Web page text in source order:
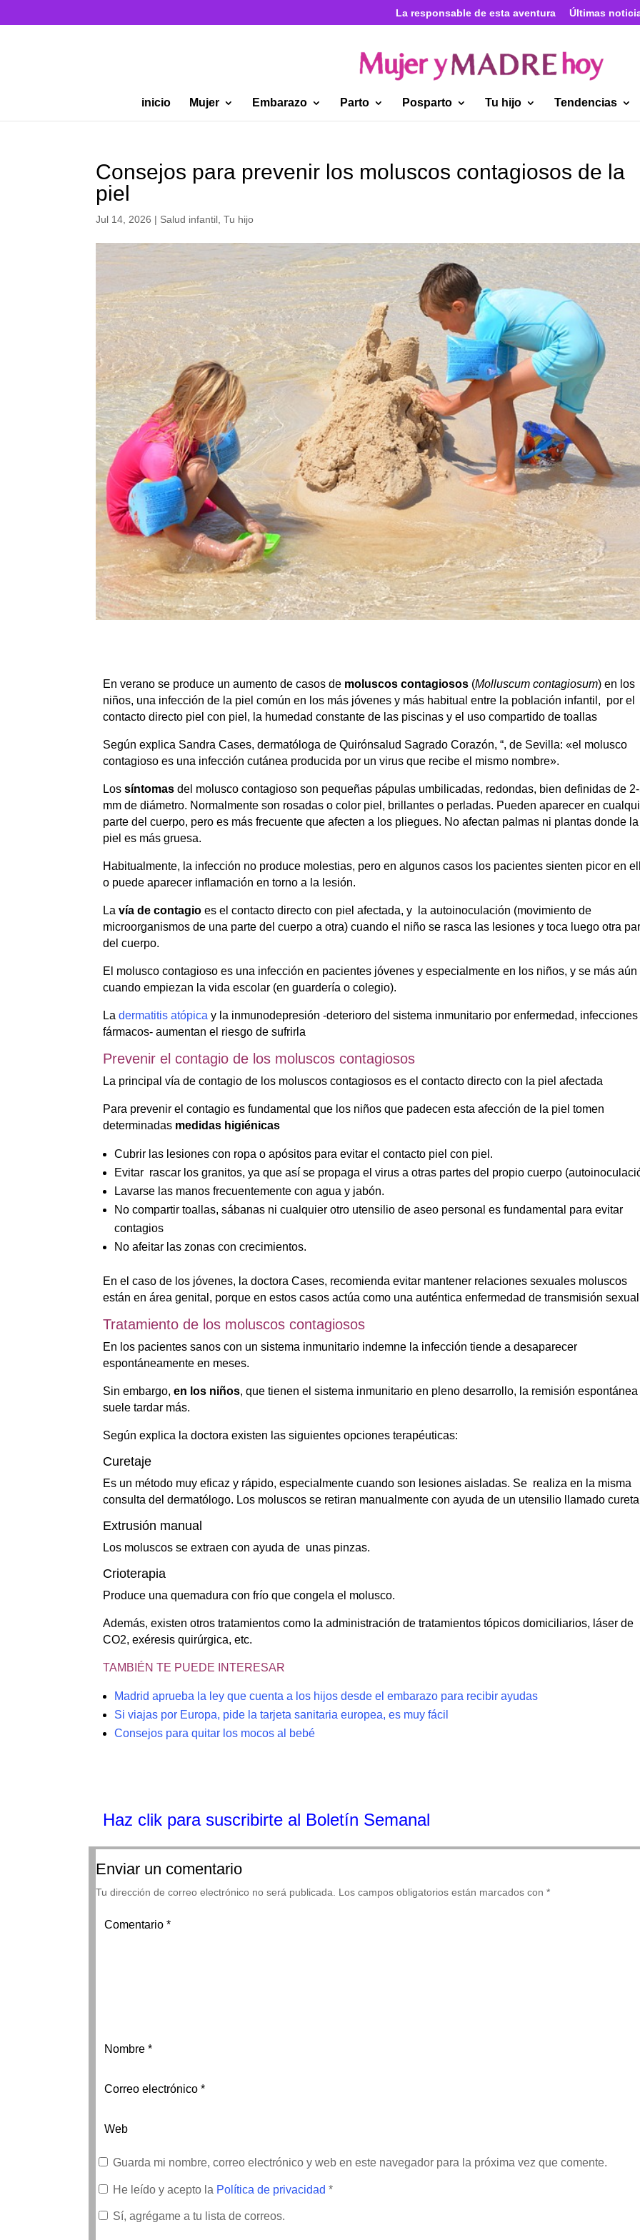
La responsable de esta aventura Últimas
inicio Mujer Embarazo Parto Posparto Tu hijo Tendencias
Consejos para prevenir los moluscos contagiosos de la
piel
Jul 14, 2026 | Salud infantil ,Tu hijo
En verano se produce un aumento de casos de moluscos contagiosos (Molluscum contagiosum) en los
niños, una infección de la piel común en los más jóvenes y más habitual entre la población infantil, por el
contacto directo piel con piel, la humedad constante de las piscinas y el uso compartido de toallas
Según explica Sandra Cases, dermatóloga de Quirónsalud Sagrado Corazón, “, de Sevilla: «el molusco
contagioso es una infección cutánea producida por un virus que recibe el mismo nombre».
Lossíntomas del molusco contagioso son pequeñas pápulas umbilicadas, redondas, bien definidas de
mm de diámetro. Normalmente son rosadas o color piel, brillantes o perladas. Pueden aparecer en
parte del cuerpo, pero es más frecuente que afecten a los pliegues. No afectan palmas ni plantas donde la
piel es más gruesa.
Habitualmente, la infección no produce molestias, pero en algunos casos los pacientes sienten picor en
o puede aparecer inflamación en torno a la lesión.
Lavía de contagio es el contacto directo con piel afectada, y la autoinoculación (movimiento de
microorganismos de una parte del cuerpo a otra) cuando el niño se rasca las lesiones y toca luego otra
del cuerpo.
El molusco contagioso es una infección en pacientes jóvenes y especialmente en los niños, y se más aún
cuando empiezan la vida escolar (en guardería o colegio).
Ladermatitis atópica y la inmunodepresión -deterioro del sistema inmunitario por enfermedad, infecciones
fármacos- aumentan el riesgo de sufrirla
Prevenir el contagio de los moluscos contagiosos
La principal vía de contagio de los moluscos contagiosos es el contacto directo con la piel afectada
Para prevenir el contagio es fundamental que los niños que padecen esta afección de la piel tomen
determinadas medidas higiénicas
Cubrir las lesiones con ropa o apósitos para evitar el contacto piel con piel.
Evitar rascar los granitos, ya que así se propaga el virus a otras partes del propio cuerpo
Lavarse las manos frecuentemente con agua y jabón.
No compartir toallas, sábanas ni cualquier otro utensilio de aseo personal es fundamental para evitar
contagios
No afeitar las zonas con crecimientos.
En el caso de los jóvenes, la doctora Cases, recomienda evitar mantener relaciones sexuales moluscos
están en área genital, porque en estos casos actúa como una auténtica enfermedad de transmisión
Tratamiento de los moluscos contagiosos
En los pacientes sanos con un sistema inmunitario indemne la infección tiende a desaparecer
espontáneamente en meses.
Sin embargo,en los niños, que tienen el sistema inmunitario en pleno desarrollo, la remisión espontánea
suele tardar más.
Según explica la doctora existen las siguientes opciones terapéuticas:
Curetaje
Es un método muy eficaz y rápido, especialmente cuando son lesiones aisladas. Se realiza en la misma
consulta del dermatólogo. Los moluscos se retiran manualmente con ayuda de un utensilio llamado
Extrusión manual
Los moluscos se extraen con ayuda de unas pinzas.
Crioterapia
Produce una quemadura con frío que congela el molusco.
Además, existen otros tratamientos como la administración de tratamientos tópicos domiciliarios, láser de
CO2, exéresis quirúrgica, etc.
TAMBIÉN TE PUEDE INTERESAR
Madrid aprueba la ley que cuenta a los hijos desde el embarazo para recibir ayudas
Si viajas por Europa, pide la tarjeta sanitaria europea, es muy fácil
Consejos para quitar los mocos al bebé
Haz clik para suscribirte al Boletín Semanal
Enviar un comentario
Tu dirección de correo electrónico no será publicada. Los campos obligatorios están marcados con*
Guarda mi nombre, correo electrónico y web en este navegador para la próxima vez que comente.
He leído y acepto la Política de privacidad*
Sí, agrégame a tu lista de correos.